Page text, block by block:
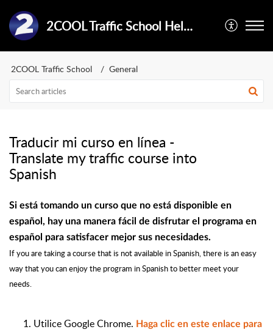
2COOL Traffic School Help Center
2COOL Traffic School General
Traducir mi curso en línea -
Translate my traffic course into
Spanish
Si está tomando un curso que no está disponible en
español, hay una manera fácil de disfrutar el programa en
español para satisfacer mejor sus necesidades.
If you are taking a course that is not available in Spanish, there is an easy
way that you can enjoy the program in Spanish to better meet your
needs.
Utilice Google Chrome. Haga clic en este enlace para